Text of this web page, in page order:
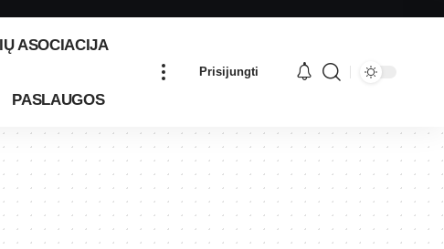
ASOCIACIJA
PASLAUGOS
Prisijungti